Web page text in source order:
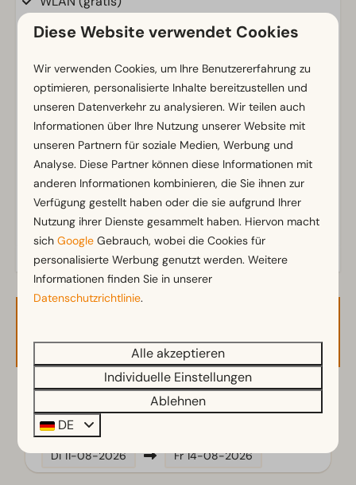
m² Fläche: 20
Parkmöglichkeit in der Nähe der Ferienunterkunft
Badezimmer
Badezimmer unten: 1
Dusche
Toiletten im Badezimmer: 1
Außenbereich
Terrasse
Garten
Gartenmöbel
Veranda
Küchenzeile
Kühlschrank mit Gefrierfach
Mikrowelle
Wasserkocher
Standort
Zeig mehr ↓
Di 11-08-2026 Fr 14-08-2026
Diese Website verwendet Cookies
Wir verwenden Cookies, um Ihre Benutzererfahrung zu
optimieren, personalisierte Inhalte bereitzustellen und
unseren Datenverkehr zu analysieren. Wir teilen auch
Informationen über Ihre Nutzung unserer Website mit
unseren Partnern für soziale Medien, Werbung und
Analyse. Diese Partner können diese Informationen mit
anderen Informationen kombinieren, die Sie ihnen zur
Verfügung gestellt haben oder die sie aufgrund Ihrer
Nutzung ihrer Dienste gesammelt haben. Hiervon macht
sichGoogle Gebrauch, wobei die Cookies für
personalisierte Werbung genutzt werden. Weitere
Informationen finden Sie in unserer
Datenschutzrichtlinie.
Alle akzeptieren
Individuelle Einstellungen
Ablehnen
DE